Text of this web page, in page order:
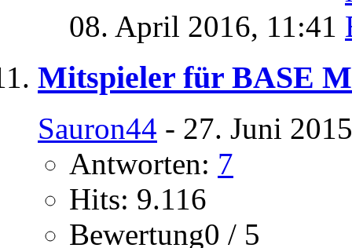
08. April 2016, 11:41
Mitspieler für BASE
Sauron44 - 27. Juni
Antworten: 7
Hits: 9.116
Bewertung0 / 5